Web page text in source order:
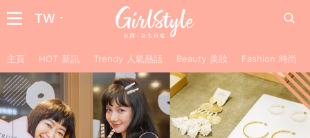
TW
主頁 HOT 新訊 Trendy 人氣熱話 Beauty 美妝 Fashion 時尚